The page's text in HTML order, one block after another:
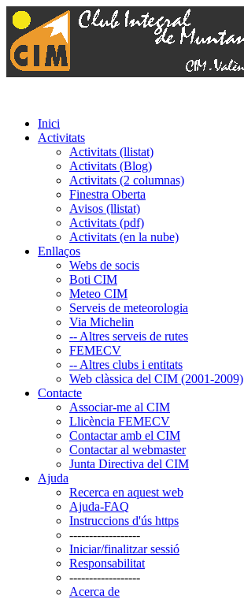
Inici
Activitats
Activitats (llistat)
Activitats (Blog)
Activitats (2 columnas)
Finestra Oberta
Avisos (llistat)
Activitats (pdf)
Activitats (en la nube)
Enllaços
Webs de socis
Boti CIM
Meteo CIM
Serveis de meteorologia
Via Michelin
-- Altres serveis de rutes
FEMECV
-- Altres clubs i entitats
Web clàssica del CIM (2001-2009)
Contacte
Associar-me al CIM
Llicència FEMECV
Contactar amb el CIM
Contactar al webmaster
Junta Directiva del CIM
Ajuda
Recerca en aquest web
Ajuda-FAQ
Instruccions d'ús https
------------------
Iniciar/finalitzar sessió
Responsabilitat
------------------
Acerca de